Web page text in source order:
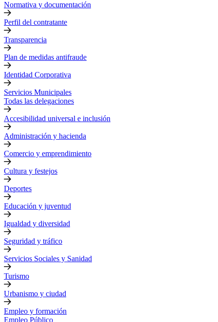
Normativa y documentación
Perfil del contratante
Transparencia
Plan de medidas antifraude
Identidad Corporativa
Servicios Municipales
Todas las delegaciones
Accesibilidad universal e inclusión
Administración y hacienda
Comercio y emprendimiento
Cultura y festejos
Deportes
Educación y juventud
Igualdad y diversidad
Seguridad y tráfico
Servicios Sociales y Sanidad
Turismo
Urbanismo y ciudad
Empleo y formación
Empleo Público